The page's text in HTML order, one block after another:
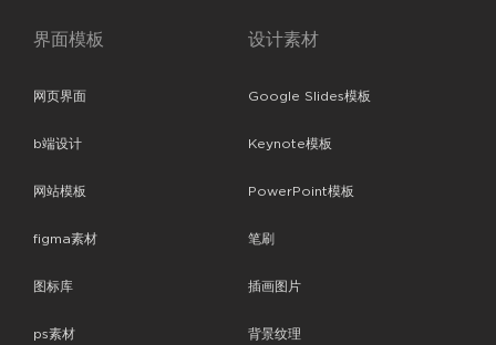
界面模板
网页界面
b端设计
网站模板
figma素材
图标库
ps素材
设计素材
Google Slides模板
Keynote模板
PowerPoint模板
笔刷
插画图片
背景纹理